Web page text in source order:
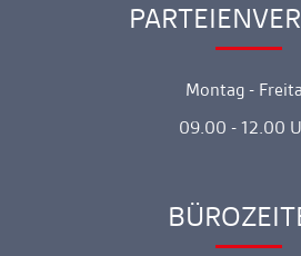
Montag -
09.00 - 12.00